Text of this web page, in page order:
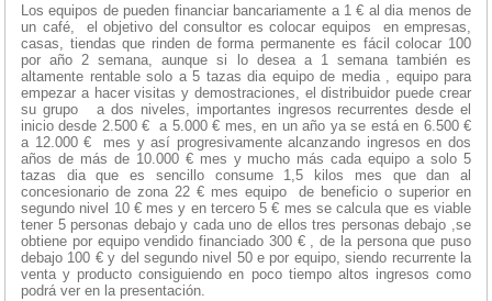
Los equipos de pueden financiar bancariamente a 1 € al dia menos de
un café, el objetivo del consultor es colocar equipos en empresas,
casas, tiendas que rinden de forma permanente es fácil colocar 100
por año 2 semana, aunque si lo desea a 1 semana también es
altamente rentable solo a 5 tazas dia equipo de media , equipo para
empezar a hacer visitas y demostraciones, el distribuidor puede crear
su grupo a dos niveles, importantes ingresos recurrentes desde el
inicio desde 2.500 € a 5.000 € mes, en un año ya se está en 6.500 €
a 12.000 € mes y así progresivamente alcanzando ingresos en dos
años de más de 10.000 € mes y mucho más cada equipo a solo 5
tazas dia que es sencillo consume 1,5 kilos mes que dan al
concesionario de zona 22 € mes equipo de beneficio o superior en
segundo nivel 10 € mes y en tercero 5 € mes se calcula que es viable
tener 5 personas debajo y cada uno de ellos tres personas debajo ,se
obtiene por equipo vendido financiado 300 € , de la persona que puso
debajo 100 € y del segundo nivel 50 e por equipo, siendo recurrente la
venta y producto consiguiendo en poco tiempo altos ingresos como
podrá ver en la presentación.